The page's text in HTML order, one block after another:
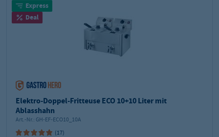
Express
Deal
Elektro-Doppel-Fritteuse ECO 10+10 Liter mit
Ablasshahn
Art.-Nr.: GH-EF-ECO10_10A
(17)